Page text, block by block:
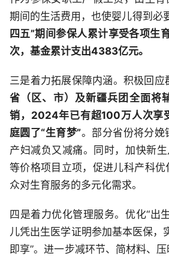
期间的生活费用，也使婴儿得到必
四五”期间参保人累计享受各项生
次，基金累计支出4383亿元。
三是着力拓展保障内涵。积极回应
省（区、市）及新疆兵团全面将
销，2024年已有超100万人次享
庭圆了“生育梦”。部分省份将分娩
产妇减负又减痛。同时，加快新
等价格项目立项，促进儿科产科
众对生育服务的多元化需求。
四是着力优化管理服务。优化“出
儿凭出生医学证明参加基本医保，
即享”。进一步减环节、简材料、